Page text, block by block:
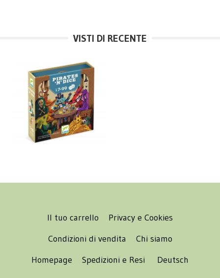
VISTI DI RECENTE
Il tuo carrello
Privacy e Cookies
Condizioni di vendita
Chi siamo
Homepage
Spedizioni e Resi
Deutsch